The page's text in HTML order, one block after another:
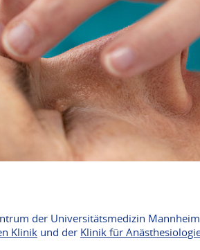
der Universitätsmedizin
Klinik und der Klinik für